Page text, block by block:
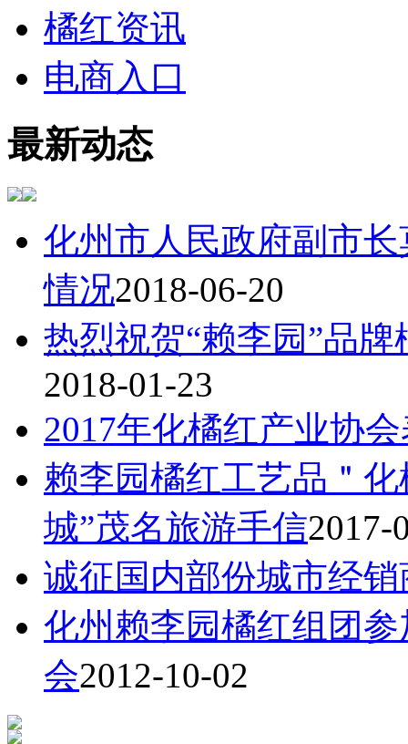
橘红资讯
电商入口
最新动态
化州市人民政府副市
情况2018-06-20
热烈祝贺“赖李园”品
2018-01-23
2017年化橘红产业协
赖李园橘红工艺品＂
城”茂名旅游手信2017-
诚征国内部份城市经
化州赖李园橘红组团
会2012-10-02